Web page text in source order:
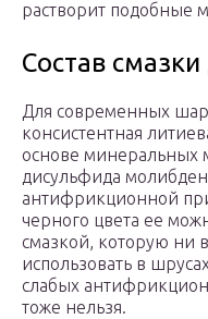
растворит подобные
Состав
Для современных
консистентная
основе минеральных
дисульфида
антифрикционной
черного цвета ее
смазкой, которую ни
использовать в
слабых
тоже нельзя.